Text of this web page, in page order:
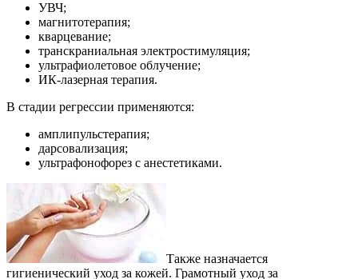
УВЧ;
магнитотерапия;
кварцевание;
транскраниальная электростимуляция;
ультрафиолетовое облучение;
ИК-лазерная терапия.
В стадии регрессии применяются:
амплипульстерапия;
дарсовализация;
ультрафонофорез с анестетиками.
Также назначается
гигиенический уход за кожей. Грамотный уход за